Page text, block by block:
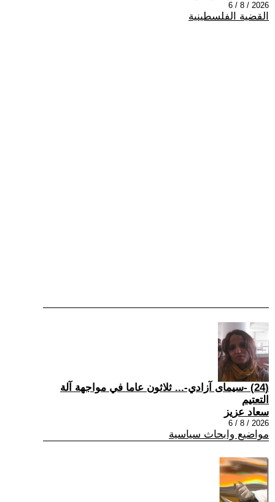
2026 / 8 / 6
القضية الفلسطينية
(24) -سيمای آزادي-... ثلاثون عاما في مواجهة آلة
التعتيم
سعاد عزيز
2026 / 8 / 6
مواضيع وابحاث سياسية